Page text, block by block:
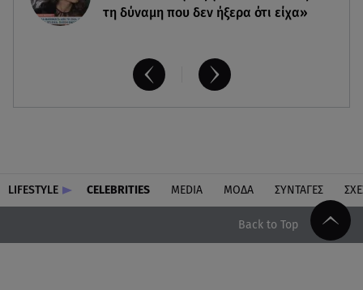
τη δύναμη που δεν ήξερα ότι είχα»
LIFESTYLE CELEBRITIES MEDIA ΜΟΔΑ ΣΥΝΤΑΓΕΣ
Back to Top